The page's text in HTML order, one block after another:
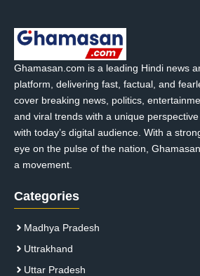
Ghamasan.com is a leading Hindi news
platform, delivering fast, factual, and
cover breaking news, politics,
and viral trends with a unique
with today’s digital audience. With a
eye on the pulse of the nation,
a movement.
Categories
Madhya Pradesh
Uttrakhand
Uttar Pradesh